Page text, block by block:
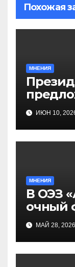
Похожая
МНЕНИЯ
ИЮН 10,
МНЕНИЯ
В ОЭЗ
очный
МАЙ 28, 2026